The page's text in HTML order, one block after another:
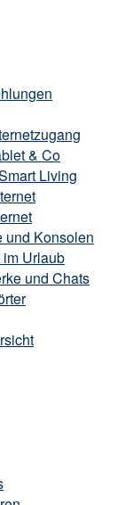
& Co
Living
und Konsolen
Urlaub
und Chats